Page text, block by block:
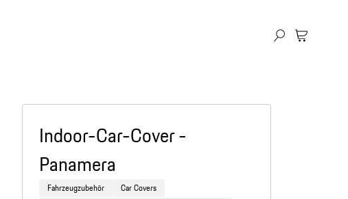
Indoor-Car-Cover -
Panamera
Fahrzeugzubehör
Car Covers